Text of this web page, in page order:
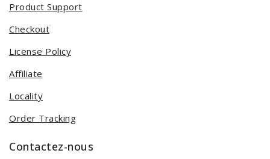
Product Support
Checkout
License Policy
Affiliate
Locality
Order Tracking
Contactez-nous